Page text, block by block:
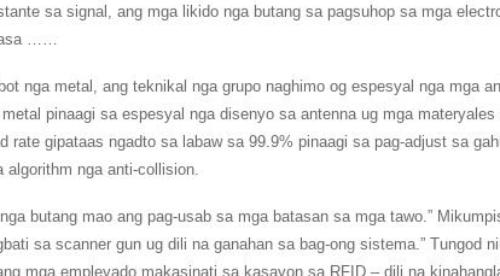
sa signal, ang mga likido nga butang sa pagsuhop sa mga
……
nga metal, ang teknikal nga grupo naghimo og espesyal nga mga
metal pinaagi sa espesyal nga disenyo sa antenna ug mga
rate gipataas ngadto sa labaw sa 99.9% pinaagi sa pag-adjust sa
algorithm nga anti-collision.
butang mao ang pag-usab sa mga batasan sa mga tawo.”
sa scanner gun ug dili na ganahan sa bag-ong sistema.” Tungod
mga empleyado makasinati sa kasayon ​​sa RFID – dili na